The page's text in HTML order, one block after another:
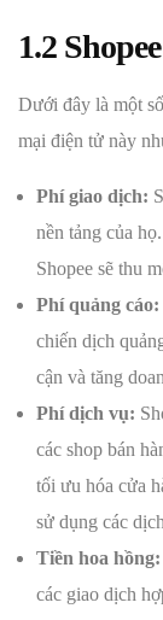
1.2
Dưới đây là một
mại điện tử này
Phí giao dịch:
nền tảng của
Shopee sẽ thu
Phí quảng cáo:
chiến dịch
cận và tăng
Phí dịch vụ:
các shop bán
tối ưu hóa cửa
sử dụng các
Tiền hoa hồng:
các giao dịch